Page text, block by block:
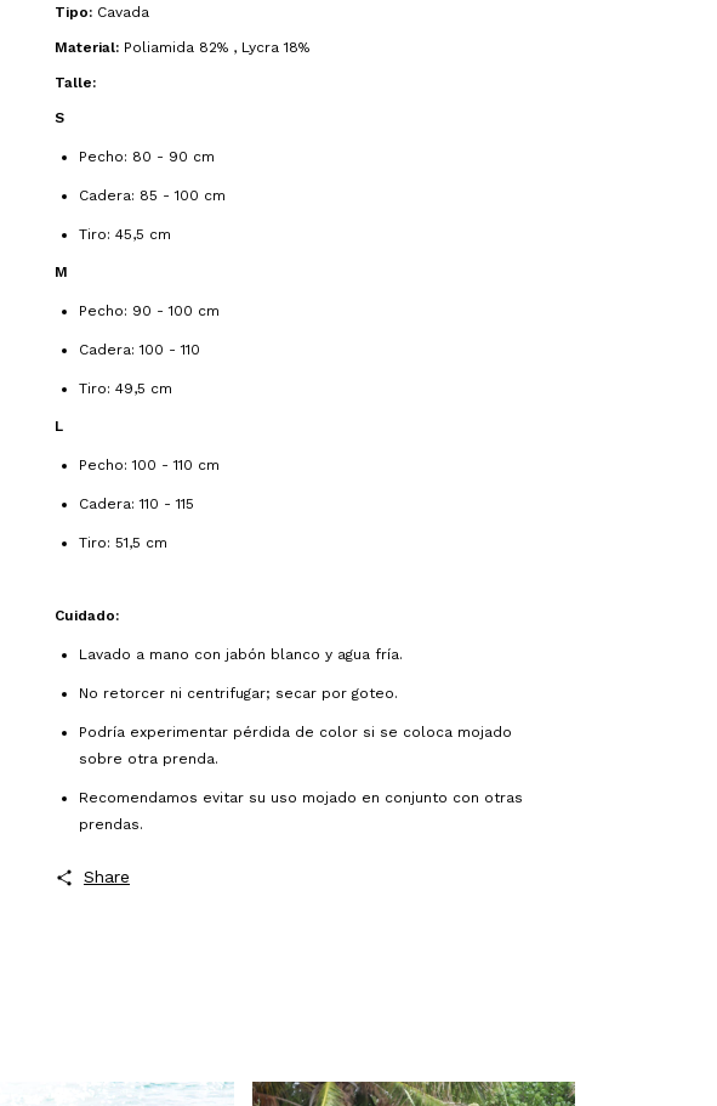
Tipo: Cavada
Material: Poliamida 82% , Lycra 18%
Talle:
S
Pecho: 80 - 90 cm
Cadera: 85 - 100 cm
Tiro: 45,5 cm
M
Pecho: 90 - 100 cm
Cadera: 100 - 110
Tiro: 49,5 cm
L
Pecho: 100 - 110 cm
Cadera: 110 - 115
Tiro: 51,5 cm
Cuidado:
Lavado a mano con jabón blanco y agua fría.
No retorcer ni centrifugar; secar por goteo.
Podría experimentar pérdida de color si se coloca mojado
sobre otra prenda.
Recomendamos evitar su uso mojado en conjunto con otras
prendas.
Share